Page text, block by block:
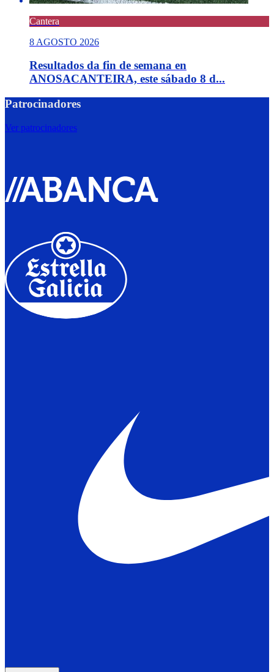
Cantera
8 AGOSTO 2026
Resultados da fin de semana en
ANOSACANTEIRA, este sábado 8 d...
Patrocinadores
Ver patrocinadores